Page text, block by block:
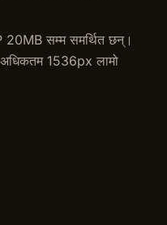
सम्म समर्थित छन्।
1536px लामो